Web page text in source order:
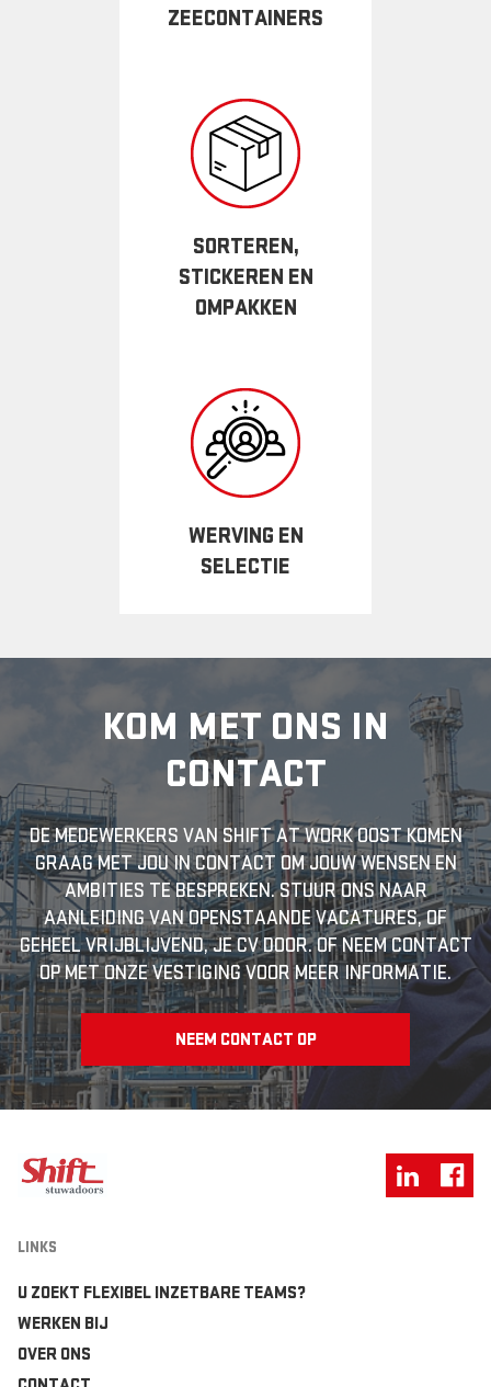
ZEECONTAINERS
SORTEREN,
STICKEREN EN
OMPAKKEN
WERVING EN
SELECTIE
KOM MET ONS IN
CONTACT
DE MEDEWERKERS VAN SHIFT AT WORK OOST KOMEN
GRAAG MET JOU IN CONTACT OM JOUW WENSEN EN
AMBITIES TE BESPREKEN. STUUR ONS NAAR
AANLEIDING VAN OPENSTAANDE VACATURES, OF
GEHEEL VRIJBLIJVEND, JE CV DOOR. OF NEEM CONTACT
OP MET ONZE VESTIGING VOOR MEER INFORMATIE.
NEEM CONTACT OP
LINKS
U ZOEKT FLEXIBEL INZETBARE TEAMS?
WERKEN BIJ
OVER ONS